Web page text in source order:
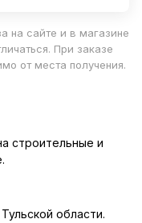
на сайте и в магазине
При заказе
от места получения.
строительные и
области.